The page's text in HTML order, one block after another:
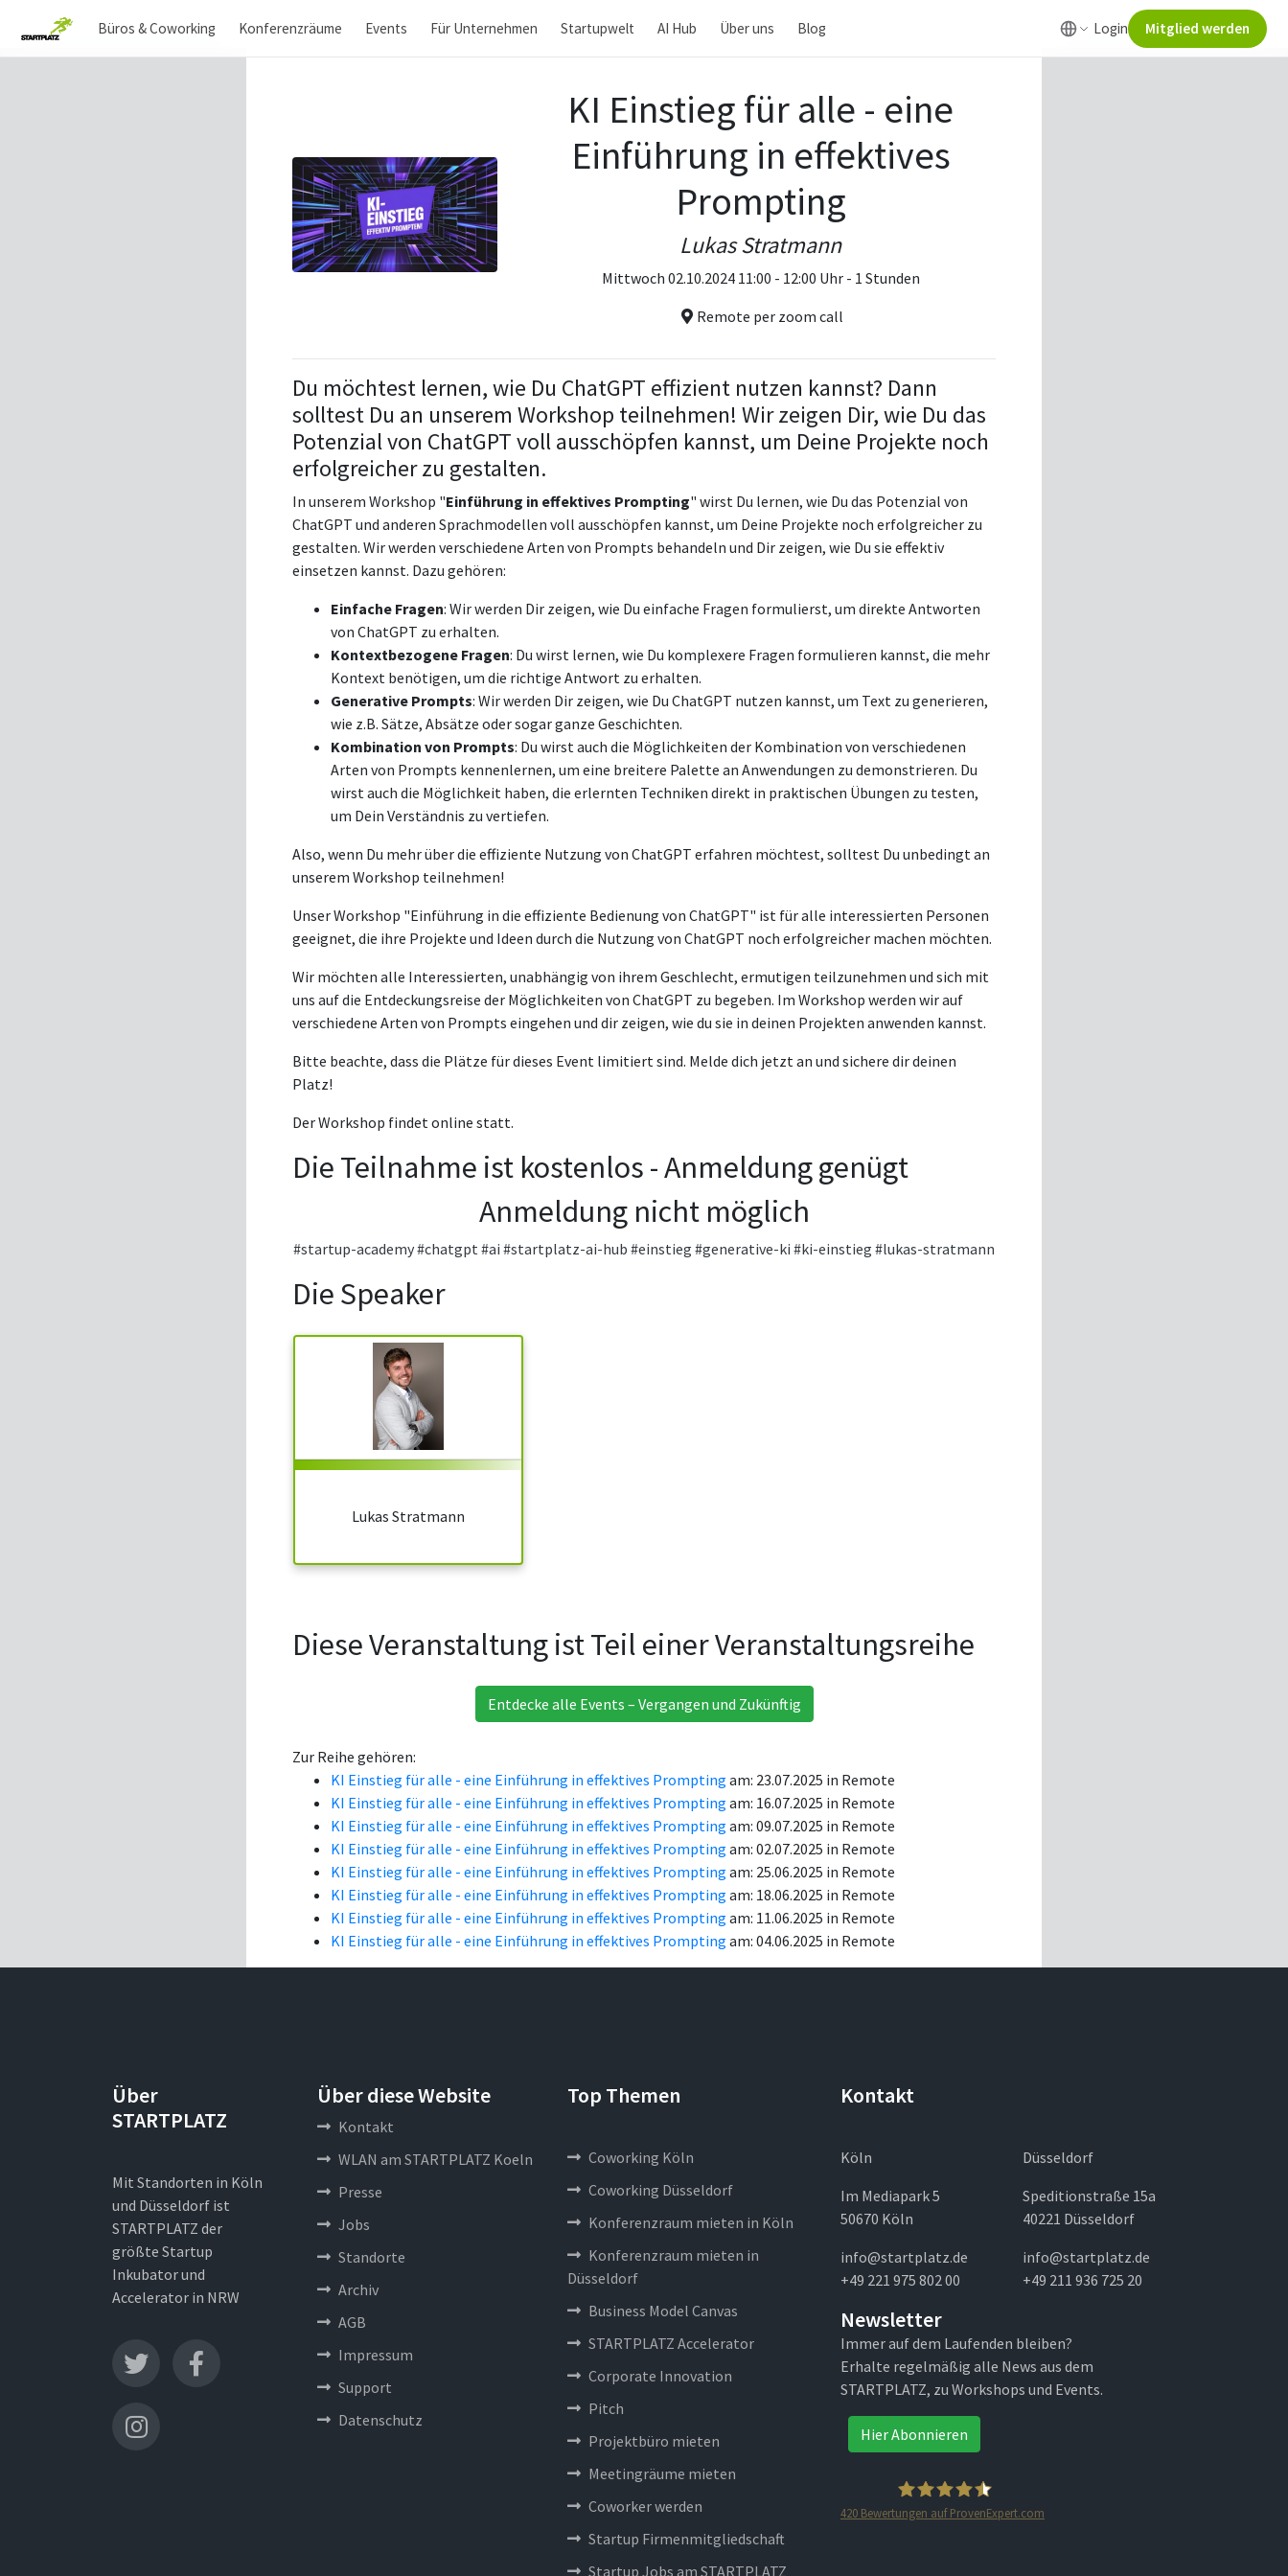
Büros & Coworking Konferenzräume Events Für Unternehmen Startupwelt AI Hub Über uns Blog Login Mitglied werden
KI Einstieg für alle - eine
Einführung in effektives
Prompting
Lukas Stratmann
Mittwoch 02.10.2024 11:00 - 12:00 Uhr - 1 Stunden
Remote per zoom call
Du möchtest lernen, wie Du ChatGPT effizient nutzen kannst? Dann
solltest Du an unserem Workshop teilnehmen! Wir zeigen Dir, wie Du das
Potenzial von ChatGPT voll ausschöpfen kannst, um Deine Projekte noch
erfolgreicher zu gestalten.
In unserem Workshop "Einführung in effektives Prompting" wirst Du lernen, wie Du das Potenzial von
ChatGPT und anderen Sprachmodellen voll ausschöpfen kannst, um Deine Projekte noch erfolgreicher zu
gestalten. Wir werden verschiedene Arten von Prompts behandeln und Dir zeigen, wie Du sie effektiv
einsetzen kannst. Dazu gehören:
Einfache Fragen: Wir werden Dir zeigen, wie Du einfache Fragen formulierst, um direkte Antworten
von ChatGPT zu erhalten.
Kontextbezogene Fragen: Du wirst lernen, wie Du komplexere Fragen formulieren kannst, die mehr
Kontext benötigen, um die richtige Antwort zu erhalten.
Generative Prompts: Wir werden Dir zeigen, wie Du ChatGPT nutzen kannst, um Text zu generieren,
wie z.B. Sätze, Absätze oder sogar ganze Geschichten.
Kombination von Prompts: Du wirst auch die Möglichkeiten der Kombination von verschiedenen
Arten von Prompts kennenlernen, um eine breitere Palette an Anwendungen zu demonstrieren. Du
wirst auch die Möglichkeit haben, die erlernten Techniken direkt in praktischen Übungen zu testen,
um Dein Verständnis zu vertiefen.
Also, wenn Du mehr über die effiziente Nutzung von ChatGPT erfahren möchtest, solltest Du unbedingt an
unserem Workshop teilnehmen!
Unser Workshop "Einführung in die effiziente Bedienung von ChatGPT" ist für alle interessierten Personen
geeignet, die ihre Projekte und Ideen durch die Nutzung von ChatGPT noch erfolgreicher machen möchten.
Wir möchten alle Interessierten, unabhängig von ihrem Geschlecht, ermutigen teilzunehmen und sich mit
uns auf die Entdeckungsreise der Möglichkeiten von ChatGPT zu begeben. Im Workshop werden wir auf
verschiedene Arten von Prompts eingehen und dir zeigen, wie du sie in deinen Projekten anwenden kannst.
Bitte beachte, dass die Plätze für dieses Event limitiert sind. Melde dich jetzt an und sichere dir deinen
Platz!
Der Workshop findet online statt.
Die Teilnahme ist kostenlos - Anmeldung genügt
Anmeldung nicht möglich
#startup-academy#chatgpt #ai #startplatz-ai-hub #einstieg #generative-ki #ki-einstieg #lukas-stratmann
Die Speaker
Lukas Stratmann
Diese Veranstaltung ist Teil einer Veranstaltungsreihe
Entdecke alle Events – Vergangen und Zukünftig
Zur Reihe gehören:
KI Einstieg für alle - eine Einführung in effektives Prompting am: 23.07.2025 in Remote
KI Einstieg für alle - eine Einführung in effektives Prompting am: 16.07.2025 in Remote
KI Einstieg für alle - eine Einführung in effektives Prompting am: 09.07.2025 in Remote
KI Einstieg für alle - eine Einführung in effektives Prompting am: 02.07.2025 in Remote
KI Einstieg für alle - eine Einführung in effektives Prompting am: 25.06.2025 in Remote
KI Einstieg für alle - eine Einführung in effektives Prompting am: 18.06.2025 in Remote
KI Einstieg für alle - eine Einführung in effektives Prompting am: 11.06.2025 in Remote
KI Einstieg für alle - eine Einführung in effektives Prompting am: 04.06.2025 in Remote
Über
STARTPLATZ
Mit Standorten in Köln
und Düsseldorf ist
STARTPLATZ der
größte Startup
Inkubator und
Accelerator in NRW
Über diese Website
Kontakt
WLAN am STARTPLATZ Koeln
Presse
Jobs
Standorte
Archiv
AGB
Impressum
Support
Datenschutz
Top Themen
Coworking Köln
Coworking Düsseldorf
Konferenzraum mieten in Köln
Konferenzraum mieten in
Düsseldorf
Business Model Canvas
STARTPLATZ Accelerator
Corporate Innovation
Pitch
Projektbüro mieten
Meetingräume mieten
Coworker werden
Startup Firmenmitgliedschaft
Startup Jobs am STARTPLATZ
Kontakt
Köln
Im Mediapark 5
50670 Köln
info@startplatz.de
+49 221 975 802 00
Düsseldorf
Speditionstraße 15a
40221 Düsseldorf
info@startplatz.de
+49 211 936 725 20
Newsletter
Immer auf dem Laufenden bleiben?
Erhalte regelmäßig alle News aus dem
STARTPLATZ, zu Workshops und Events.
Hier Abonnieren
420 Bewertungen auf ProvenExpert.com